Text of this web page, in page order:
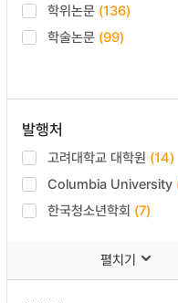
학위논문 (136)
학술논문 (99)
발행처
고려대학교 대학원 (14)
Columbia University
한국청소년학회 (7)
펼치기